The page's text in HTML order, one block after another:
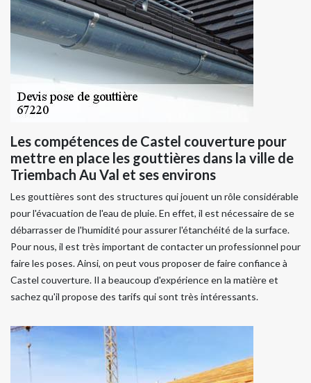
Les compétences de Castel couverture pour
mettre en place les gouttières dans la ville de
Triembach Au Val et ses environs
Les gouttières sont des structures qui jouent un rôle considérable
pour l'évacuation de l'eau de pluie. En effet, il est nécessaire de se
débarrasser de l'humidité pour assurer l'étanchéité de la surface.
Pour nous, il est très important de contacter un professionnel pour
faire les poses. Ainsi, on peut vous proposer de faire confiance à
Castel couverture. Il a beaucoup d'expérience en la matière et
sachez qu'il propose des tarifs qui sont très intéressants.